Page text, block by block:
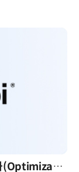
AI 시대의 의사결정을 바꾸는 수리최적화(Optimization): 실제 산업 적용 사례와 활용 전략